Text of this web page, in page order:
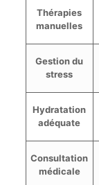
Thérapies
manuelles
Gestion du
stress
Hydratation
adéquate
Consultation
médicale